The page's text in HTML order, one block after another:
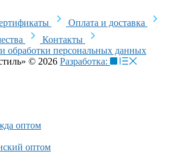
Оплата и доставка
Контакты
обработки персональных данных
© 2026 Разработка:
оптом
оптом